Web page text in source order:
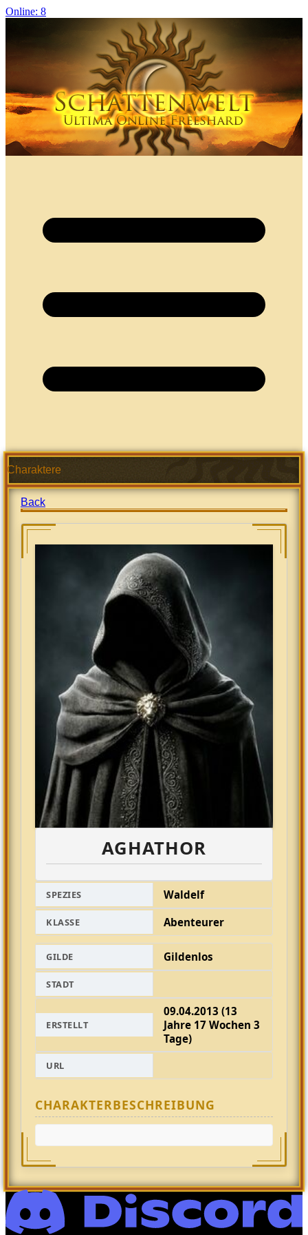
Online: 8
Charaktere
Back
AGHATHOR
SPEZIES Waldelf
KLASSE Abenteurer
GILDE Gildenlos
STADT
ERSTELLT
09.04.2013 (13
Jahre 17 Wochen 3
Tage)
URL
CHARAKTERBESCHREIBUNG